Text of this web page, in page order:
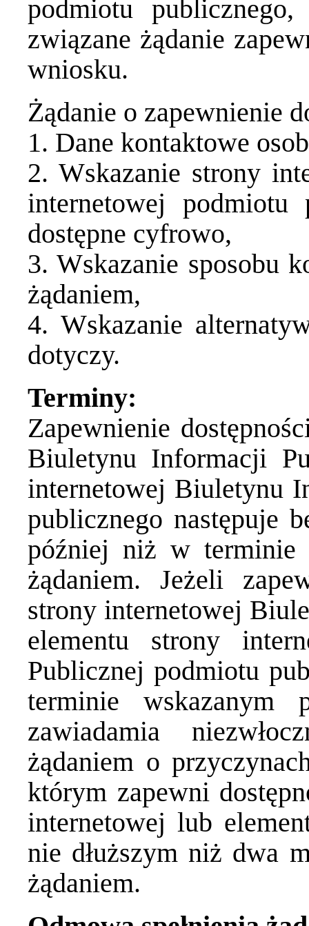
podmiotu
związane żądanie
wniosku.
Żądanie o zapewnienie
1. Dane kontaktowe
2. Wskazanie strony
internetowej
dostępne cyfrowo,
3. Wskazanie sposobu
żądaniem,
4. Wskazanie
dotyczy.
Terminy:
Zapewnienie
Biuletynu Informacji
internetowej Biuletynu
publicznego następuje
później niż w
żądaniem. Jeżeli
strony internetowej
elementu strony
Publicznej podmiotu
terminie wskazanym
zawiadamia
żądaniem o
którym zapewni
internetowej lub
nie dłuższym niż dwa
żądaniem.